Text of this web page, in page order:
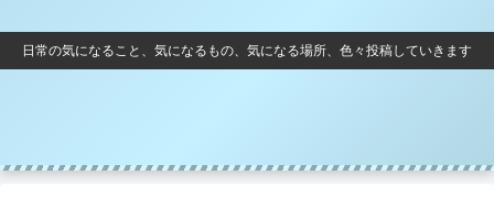
日常の気になること、気になるもの、気になる場所、色々投稿していきます